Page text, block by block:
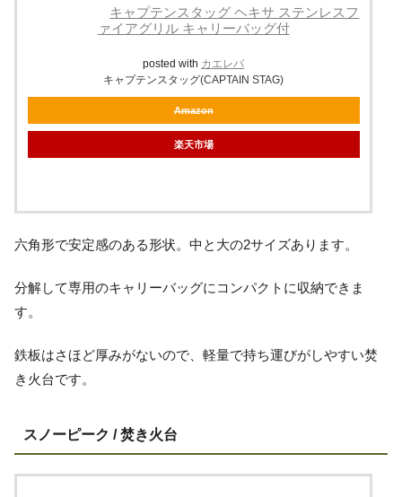
キャプテンスタッグ ヘキサ ステンレスフ
ァイアグリル キャリーバッグ付
posted with カエレバ
キャプテンスタッグ(CAPTAIN STAG)
Amazon
楽天市場
六角形で安定感のある形状。中と大の2サイズあります。
分解して専用のキャリーバッグにコンパクトに収納できま
す。
鉄板はさほど厚みがないので、軽量で持ち運びがしやすい焚
き火台です。
スノーピーク / 焚き火台